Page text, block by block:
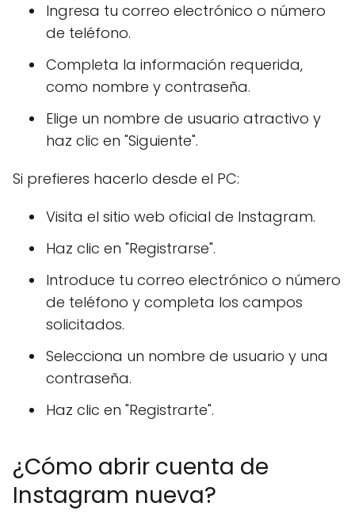
Ingresa tu correo electrónico o número
de teléfono.
Completa la información requerida,
como nombre y contraseña.
Elige un nombre de usuario atractivo y
haz clic en "Siguiente".
Si prefieres hacerlo desde el PC:
Visita el sitio web oficial de Instagram.
Haz clic en "Registrarse".
Introduce tu correo electrónico o número
de teléfono y completa los campos
solicitados.
Selecciona un nombre de usuario y una
contraseña.
Haz clic en "Registrarte".
¿Cómo abrir cuenta de
Instagram nueva?